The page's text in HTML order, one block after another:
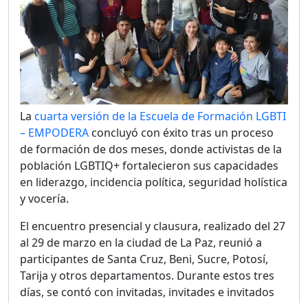
La cuarta versión de la Escuela de Formación LGBTI
– EMPODERA concluyó con éxito tras un proceso
de formación de dos meses, donde activistas de la
población LGBTIQ+ fortalecieron sus capacidades
en liderazgo, incidencia política, seguridad holística
y vocería.
El encuentro presencial y clausura, realizado del 27
al 29 de marzo en la ciudad de La Paz, reunió a
participantes de Santa Cruz, Beni, Sucre, Potosí,
Tarija y otros departamentos. Durante estos tres
días, se contó con invitadas, invitades e invitados